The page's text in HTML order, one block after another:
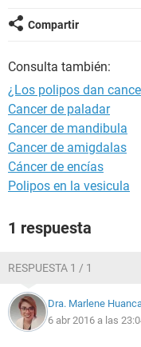
Compartir
Consulta también:
¿Los polipos dan
Cancer de paladar
Cancer de mandibula
Cancer de amigdalas
Cáncer de encías
Polipos en la vesicula
1 respuesta
RESPUESTA 1 / 1
Dra. Marlene
6 abr 2016 a las